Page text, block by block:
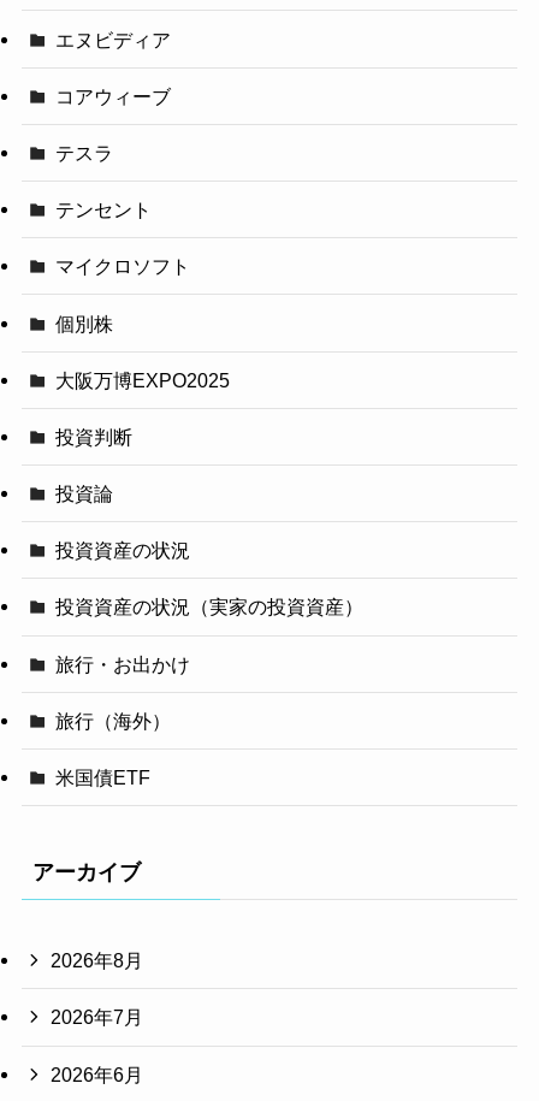
エヌビディア
コアウィーブ
テスラ
テンセント
マイクロソフト
個別株
大阪万博EXPO2025
投資判断
投資論
投資資産の状況
投資資産の状況（実家の投資資産）
旅行・お出かけ
旅行（海外）
米国債ETF
アーカイブ
2026年8月
2026年7月
2026年6月